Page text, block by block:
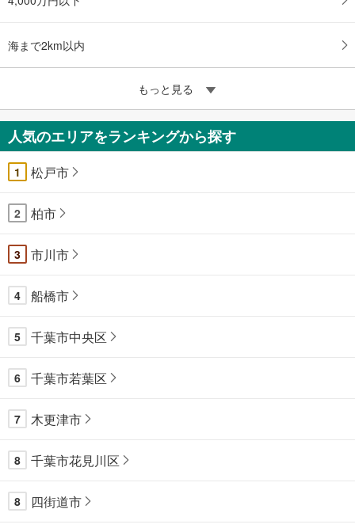
海まで2km以内
もっと見る
人気のエリアをランキングから探す
1 松戸市
2 柏市
3 市川市
4 船橋市
5 千葉市中央区
6 千葉市若葉区
7 木更津市
8 千葉市花見川区
8 四街道市